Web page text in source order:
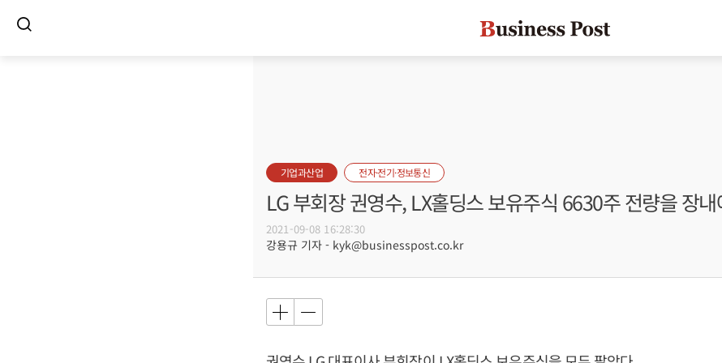
기업과산업 전자·전기·정보통신
LG 부회장 권영수, LX홀딩스 보유주식 6630주 전량을 장
2021-09-08 16:28:30
강용규 기자 - kyk@businesspost.co.kr